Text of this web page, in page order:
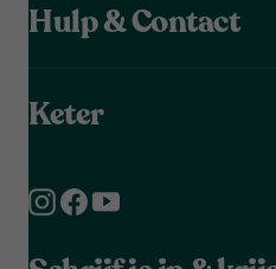
Hulp & Contact
Keter